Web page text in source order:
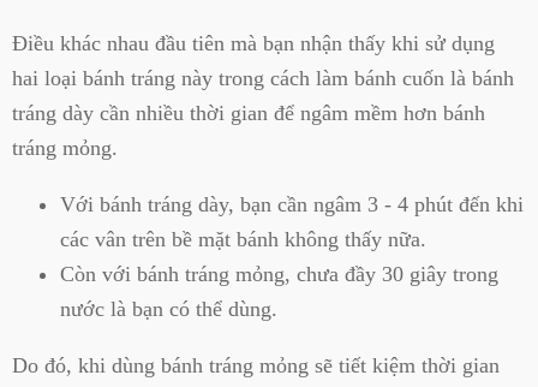
Điều khác nhau đầu tiên mà bạn nhận thấy khi sử dụng
hai loại bánh tráng này trong cách làm bánh cuốn là bánh
tráng dày cần nhiều thời gian để ngâm mềm hơn bánh
tráng mỏng.
Với bánh tráng dày, bạn cần ngâm 3 - 4 phút đến khi
các vân trên bề mặt bánh không thấy nữa.
Còn với bánh tráng mỏng, chưa đầy 30 giây trong
nước là bạn có thể dùng.
Do đó, khi dùng bánh tráng mỏng sẽ tiết kiệm thời gian